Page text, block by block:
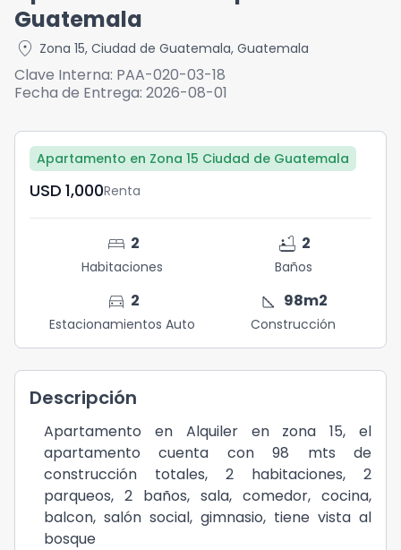
Guatemala
location_on Zona 15, Ciudad de Guatemala, Guatemala
Clave Interna: PAA-020-03-18
Fecha de Entrega: 2026-08-01
Apartamento en Zona 15 Ciudad de Guatemala
USD	1,000Renta
bed 2
Habitaciones
bathtub 2
Baños
directions_car 2
Estacionamientos Auto
square_foot 98m2
Construcción
Descripción
Apartamento en Alquiler en zona 15, el
apartamento cuenta con 98 mts de
construcción totales, 2 habitaciones, 2
parqueos, 2 baños, sala, comedor, cocina,
balcon, salón social, gimnasio, tiene vista al
bosque